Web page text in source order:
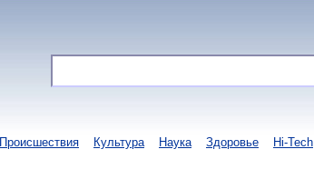
Происшествия Культура Наука Здоровье Hi-Tech